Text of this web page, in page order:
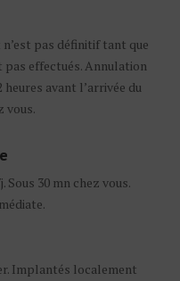
pas définitif tant que
pas effectués. Annulation
heures avant l’arrivée du
vous.
30 mn chez vous.
Implantés localement